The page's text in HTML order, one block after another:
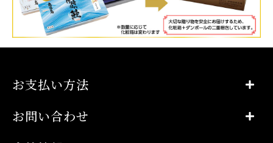
お支払い方法
お問い合わせ